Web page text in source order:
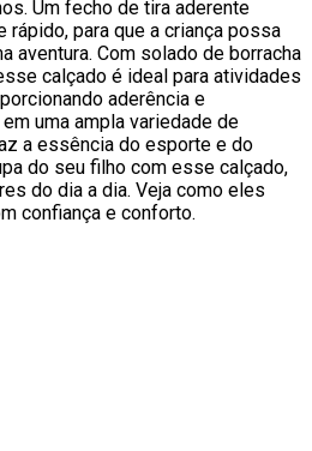
Um fecho de tira aderente
para que a criança possa
aventura. Com solado de borracha
calçado é ideal para atividades
aderência e
uma ampla variedade de
a essência do esporte e do
do seu filho com esse calçado,
do dia a dia. Veja como eles
confiança e conforto.